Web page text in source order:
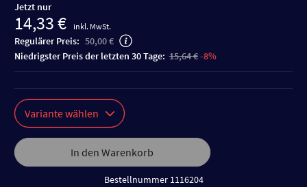
Jetzt nur
14,33 € inkl. MwSt.
Regulärer Preis: 50,00 €
niedrigster Preis der letzten 30 Tage: 15,64 €-8%
Variante wählen
In den Warenkorb
Bestellnummer 1116204